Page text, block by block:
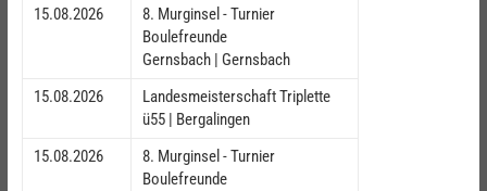
15.08.2026
8. Murginsel - Turnier
Boulefreunde
Gernsbach | Gernsbach
15.08.2026
Landesmeisterschaft Triplette
ü55 | Bergalingen
15.08.2026
8. Murginsel - Turnier
Boulefreunde